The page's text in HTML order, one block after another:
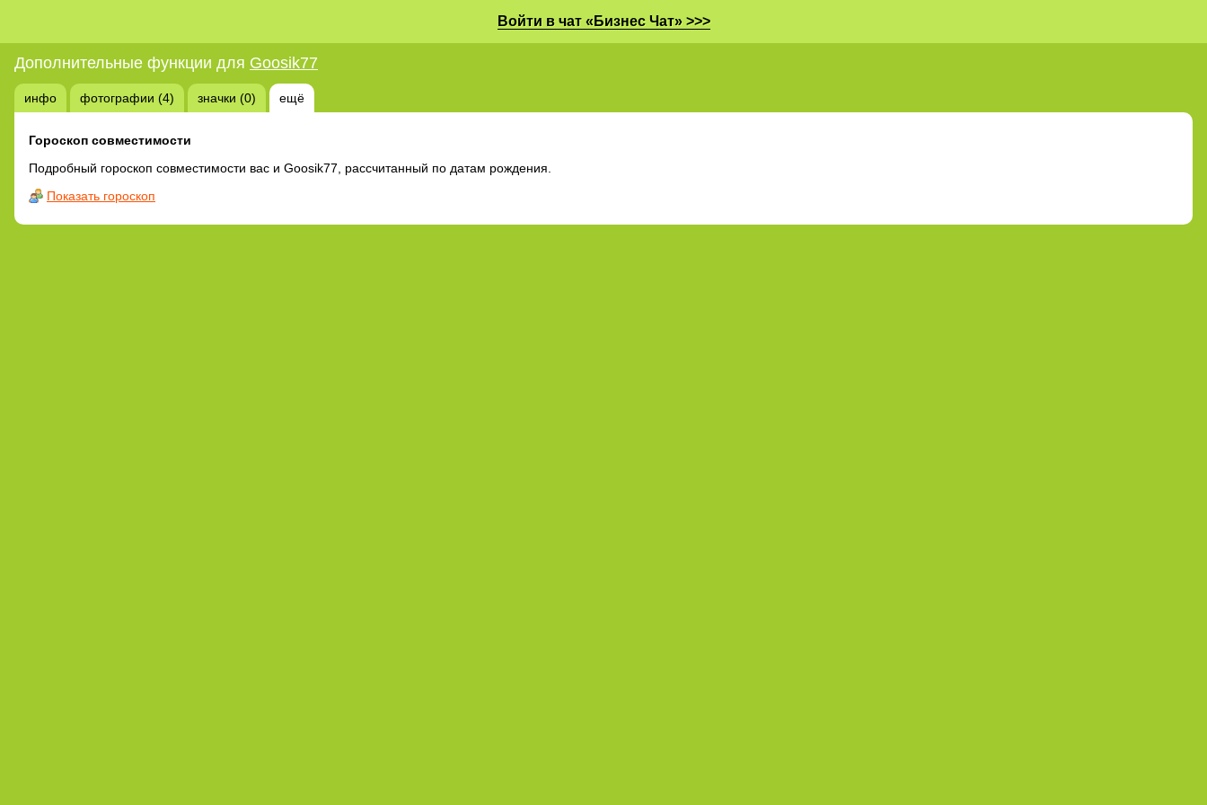
Войти в чат «Бизнес Чат» >>>
Дополнительные функции для Goosik77
инфо фотографии (4) значки (0) ещё
Гороскоп совместимости
Подробный гороскоп совместимости вас и Goosik77, рассчитанный по датам рождения.
Показать гороскоп